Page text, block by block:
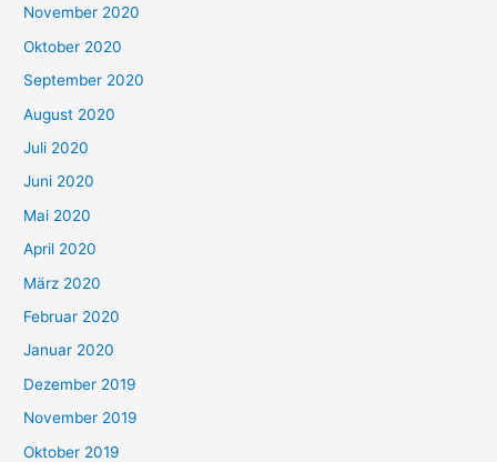
November 2020
Oktober 2020
September 2020
August 2020
Juli 2020
Juni 2020
Mai 2020
April 2020
März 2020
Februar 2020
Januar 2020
Dezember 2019
November 2019
Oktober 2019